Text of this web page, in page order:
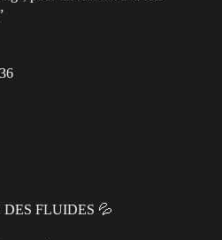
DES FLUIDES 💦